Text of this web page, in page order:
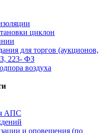
циклон
для торгов (аукционов,
223- ФЗ
воздуха
АПС
и оповещения (по